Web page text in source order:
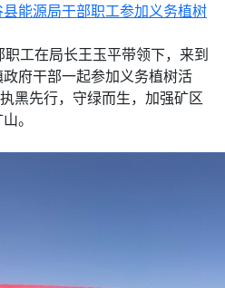
能源局干部职工参加义务植树
工在局长王玉平带领下，来到
府干部一起参加义务植树活
黑先行，守绿而生，加强矿区
。